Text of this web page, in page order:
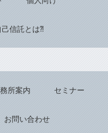
信託とは⁈
所案内 セミナー
お問い合わせ